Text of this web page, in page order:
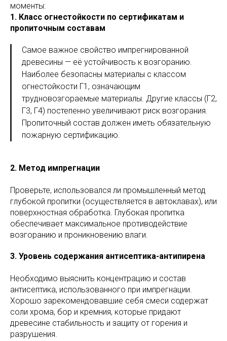
моменты:
1. Класс огнестойкости по сертификатам и
пропиточным составам
Самое важное свойство импрегнированной
древесины — её устойчивость к возгоранию.
Наиболее безопасны материалы с классом
огнестойкости Г1, означающим
трудновозгораемые материалы. Другие классы (Г2,
Г3, Г4) постепенно увеличивают риск возгорания.
Пропиточный состав должен иметь обязательную
пожарную сертификацию.
2. Метод импрегнации
Проверьте, использовался ли промышленный метод
глубокой пропитки (осуществляется в автоклавах), или
поверхностная обработка. Глубокая пропитка
обеспечивает максимальное противодействие
возгоранию и проникновению влаги.
3. Уровень содержания антисептика-антипирена
Необходимо выяснить концентрацию и состав
антисептика, использованного при импрегнации.
Хорошо зарекомендовавшие себя смеси содержат
соли хрома, бор и кремния, которые придают
древесине стабильность и защиту от горения и
разрушения.